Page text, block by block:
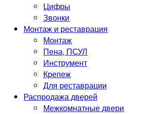
Цифры
Звонки
Монтаж и реставрация
Монтаж
Пена, ПСУЛ
Инструмент
Крепеж
Для реставрации
Распродажа дверей
Межкомнатные двери